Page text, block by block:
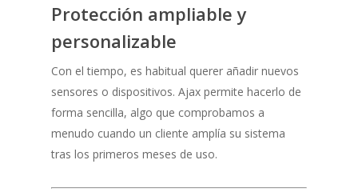
Protección ampliable y
personalizable
Con el tiempo, es habitual querer añadir nuevos
sensores o dispositivos. Ajax permite hacerlo de
forma sencilla, algo que comprobamos a
menudo cuando un cliente amplía su sistema
tras los primeros meses de uso.